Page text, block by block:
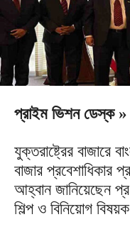
প্রাইম ভিশন ডেস্ক »
যুক্তরাষ্ট্রের বাজারে
বাজার প্রবেশাধিকার
আহ্বান জানিয়েছেন
শিল্প ও বিনিয়োগ